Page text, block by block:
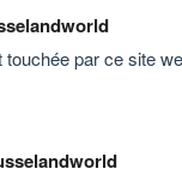
touchée par ce site